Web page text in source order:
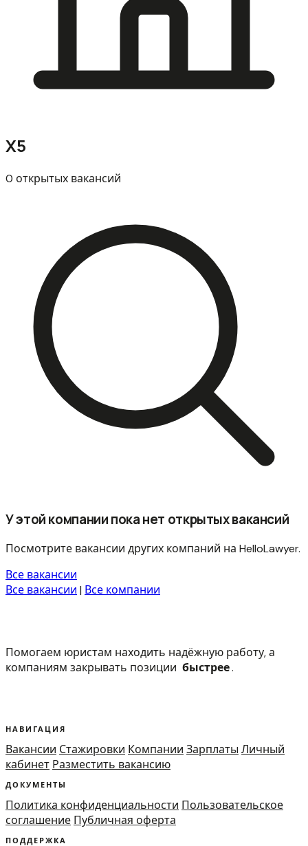
Х5
0 открытых вакансий
У этой компании пока нет открытых вакансий
Посмотрите вакансии других компаний на HelloLawyer.
Все вакансии
Все вакансии | Все компании
Помогаем юристам находить надёжную работу, а
компаниям закрывать позиции быстрее.
НАВИГАЦИЯ
Вакансии Стажировки Компании Зарплаты Личный
кабинет Разместить вакансию
ДОКУМЕНТЫ
Политика конфиденциальности Пользовательское
соглашение Публичная оферта
ПОДДЕРЖКА